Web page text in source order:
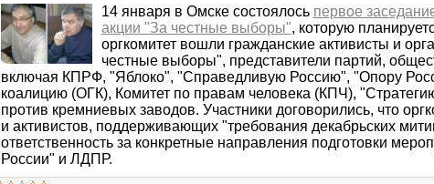
14 января в Омске состоялось первое
акции "За честные выборы", которую
оргкомитет вошли гражданские активисты и
честные выборы", представители партий,
включая КПРФ, "Яблоко", "Справедливую Россию", "Опору
коалицию (ОГК), Комитет по правам человека (КПЧ),
против кремниевых заводов. Участники договорились, что
и активистов, поддерживающих "требования декабрьских
ответственность за конкретные направления подготовки
России" и ЛДПР.